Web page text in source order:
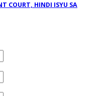
COURT, HINDI ISYU SA